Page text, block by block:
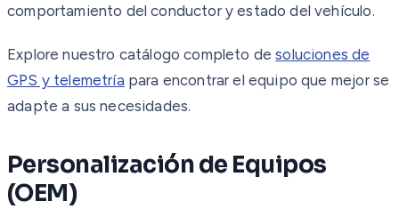
comportamiento del conductor y estado del vehículo.
Explore nuestro catálogo completo desoluciones de
GPS y telemetría para encontrar el equipo que mejor se
adapte a sus necesidades.
Personalización de Equipos
(OEM)